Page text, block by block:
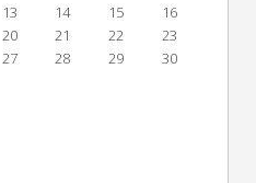
13 14 15
16
20 21 22
23
27 28 29
30